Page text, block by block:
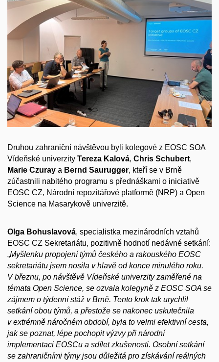
Druhou zahraniční návštěvou byli kolegové z EOSC SOA
Vídeňské univerzity Tereza Kalová, Chris Schubert,
Marie Czuray a Bernd Saurugger, kteří se v Brně
zúčastnili nabitého programu s přednáškami o iniciativě
EOSC CZ, Národní repozitářové platformě (NRP) a Open
Science na Masarykově univerzitě.
Olga Bohuslavová, specialistka mezinárodních vztahů
EOSC CZ Sekretariátu, pozitivně hodnotí nedávné setkání:
„Myšlenku propojení týmů českého a rakouského EOSC
sekretariátu jsem nosila v hlavě od konce minulého roku.
V březnu, po návštěvě Vídeňské univerzity zaměřené na
témata Open Science, se ozvala kolegyně z EOSC SOA se
zájmem o týdenní stáž v Brně. Tento krok tak urychlil
setkání obou týmů, a přestože se nakonec uskutečnila
v extrémně náročném období, byla to velmi efektivní cesta,
jak se poznat, lépe pochopit výzvy při národní
implementaci EOSCu a sdílet zkušenosti. Osobní setkání
se zahraničními týmy jsou důležitá pro získávání reálných